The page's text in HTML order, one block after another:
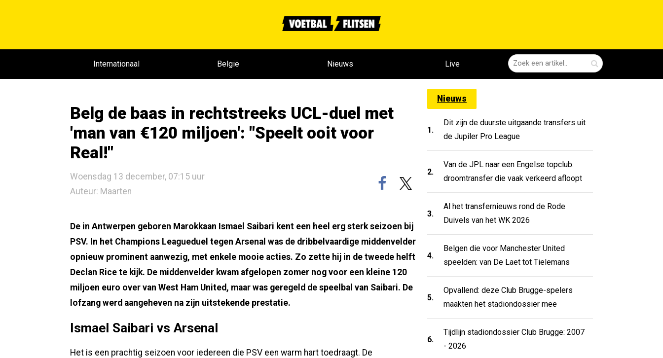
Internationaal België Nieuws Live
Belg de baas in rechtstreeks UCL-duel met
'man van €120 miljoen': "Speelt ooit voor
Real!"
Woensdag 13 december, 07:15 uur
Auteur: Maarten
De in Antwerpen geboren Marokkaan Ismael Saibari kent een heel erg sterk seizoen bij
PSV. In het Champions Leagueduel tegen Arsenal was de dribbelvaardige middenvelder
opnieuw prominent aanwezig, met enkele mooie acties. Zo zette hij in de tweede helft
Declan Rice te kijk. De middenvelder kwam afgelopen zomer nog voor een kleine 120
miljoen euro over van West Ham United, maar was geregeld de speelbal van Saibari. De
lofzang werd aangeheven na zijn uitstekende prestatie.
Ismael Saibari vs Arsenal
Het is een prachtig seizoen voor iedereen die PSV een warm hart toedraagt. De
Nieuws
1.
Dit zijn de duurste uitgaande transfers uit
de Jupiler Pro League
2.
Van de JPL naar een Engelse topclub:
droomtransfer die vaak verkeerd afloopt
3.
Al het transfernieuws rond de Rode
Duivels van het WK 2026
4.
Belgen die voor Manchester United
speelden: van De Laet tot Tielemans
5.
Opvallend: deze Club Brugge-spelers
maakten het stadiondossier mee
6.
Tijdlijn stadiondossier Club Brugge: 2007
- 2026